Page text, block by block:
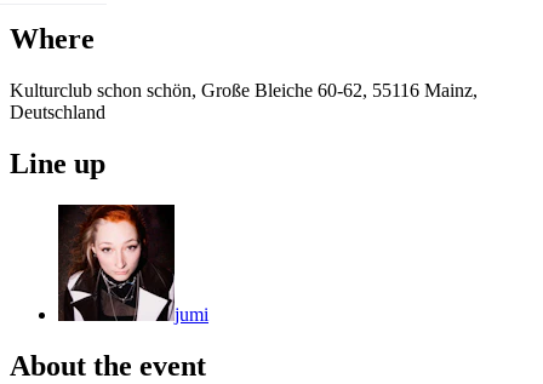
Where
Kulturclub schon schön, Große Bleiche 60-62, 55116 Mainz,
Deutschland
Line up
jumi
About the event